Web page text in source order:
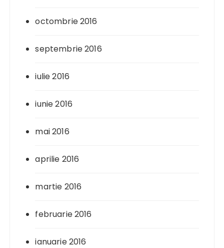
octombrie 2016
septembrie 2016
iulie 2016
iunie 2016
mai 2016
aprilie 2016
martie 2016
februarie 2016
ianuarie 2016